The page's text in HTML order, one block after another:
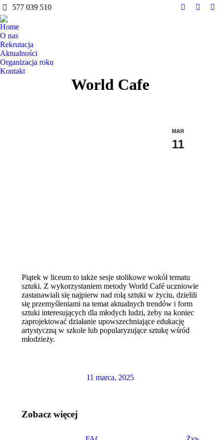
treści577 039 510
Facebook
Home
O nas
Rekrutacja
Aktualności
Organizacja roku
Kontakt
World Cafe
MAR
11
Piątek w liceum to także sesje stolikowe wokół tematu
sztuki. Z wykorzystaniem metody World Café uczniowie
zastanawiali się najpierw nad rolą sztuki w życiu, dzielili
się przemyśleniami na temat aktualnych trendów i form
sztuki interesujących dla młodych ludzi, żeby na koniec
zaprojektować działanie upowszechniające edukację
artystyczną w szkole lub popularyzujące sztukę wśród
młodzieży.
11 marca, 2025
Zobacz więcej